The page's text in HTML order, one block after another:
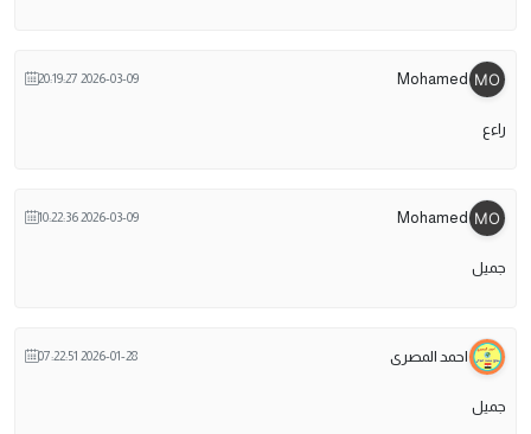
Mohamed
2026-03-09 20:19:27
راءع
Mohamed
2026-03-09 10:22:36
جميل
احمد المصرى 2026-01-28 07:22:51
جميل